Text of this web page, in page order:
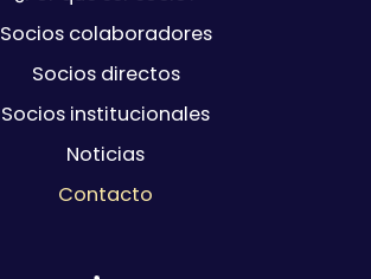
Socios colaboradores
Socios directos
Socios institucionales
Noticias
Contacto